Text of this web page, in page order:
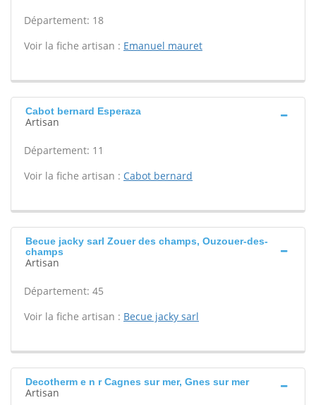
Département: 18
Voir la fiche artisan : Emanuel mauret
Cabot bernard Esperaza
Artisan
Département: 11
Voir la fiche artisan : Cabot bernard
Becue jacky sarl Zouer des champs, Ouzouer-des-
champs
Artisan
Département: 45
Voir la fiche artisan : Becue jacky sarl
Decotherm e n r Cagnes sur mer, Gnes sur mer
Artisan